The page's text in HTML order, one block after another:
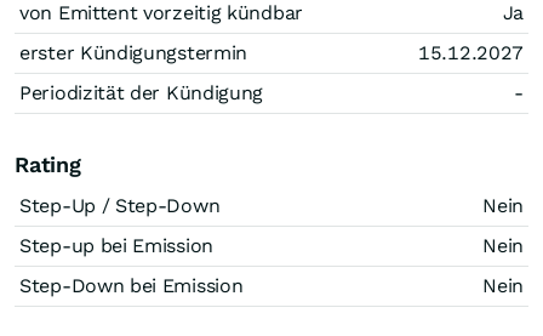
von Emittent vorzeitig kündbar
Ja
erster Kündigungstermin
15.12.2027
Periodizität der Kündigung
-
Rating
Step-Up / Step-Down
Nein
Step-up bei Emission
Nein
Step-Down bei Emission
Nein